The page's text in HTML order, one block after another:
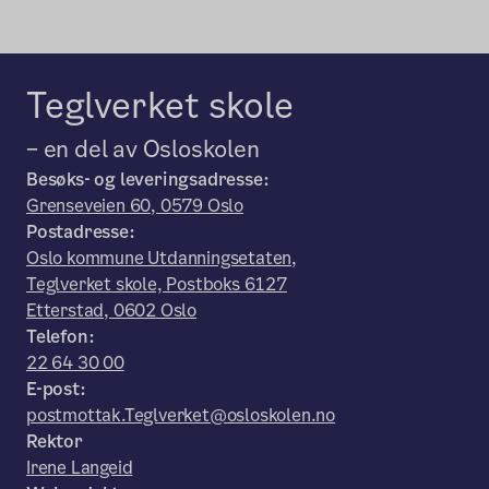
Teglverket skole
– en del av Osloskolen
Besøks- og leveringsadresse:
Grenseveien 60, 0579 Oslo
Postadresse:
Oslo kommune Utdanningsetaten,
Teglverket skole, Postboks 6127
Etterstad, 0602 Oslo
Telefon:
22 64 30 00
E-post:
postmottak.Teglverket@osloskolen.no
Rektor
Irene Langeid